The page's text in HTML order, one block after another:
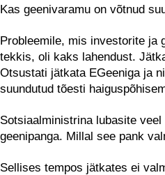
Kas geenivaramu on võtnud
Probleemile, mis investorite ja
tekkis, oli kaks lahendust.
Otsustati jätkata EGeeniga ja
suundutud tõesti
Sotsiaalministrina lubasite
geenipanga. Millal see pank
Sellises tempos jätkates ei